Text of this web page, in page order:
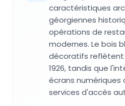
caractéristiques
géorgiennes
opérations de
modernes. Le bois
décoratifs
1926, tandis que
écrans numériques
services d'accès